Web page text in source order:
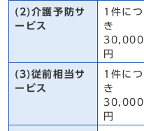
(2)介護予防サ
ービス
1件につ
き
30,000
円
(3)従前相当サ
ービス
1件につ
き
30,000
円